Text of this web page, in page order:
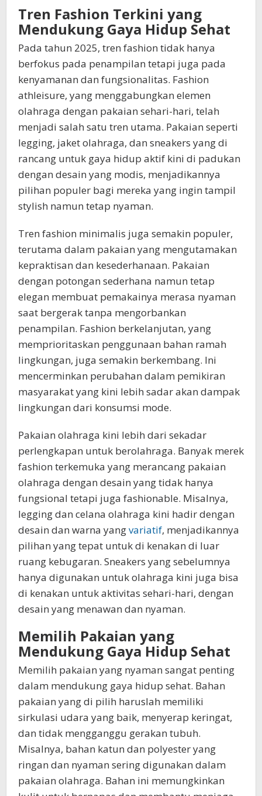
Tren Fashion Terkini yang
Mendukung Gaya Hidup Sehat
Pada tahun 2025, tren fashion tidak hanya
berfokus pada penampilan tetapi juga pada
kenyamanan dan fungsionalitas. Fashion
athleisure, yang menggabungkan elemen
olahraga dengan pakaian sehari-hari, telah
menjadi salah satu tren utama. Pakaian seperti
legging, jaket olahraga, dan sneakers yang di
rancang untuk gaya hidup aktif kini di padukan
dengan desain yang modis, menjadikannya
pilihan populer bagi mereka yang ingin tampil
stylish namun tetap nyaman.
Tren fashion minimalis juga semakin populer,
terutama dalam pakaian yang mengutamakan
kepraktisan dan kesederhanaan. Pakaian
dengan potongan sederhana namun tetap
elegan membuat pemakainya merasa nyaman
saat bergerak tanpa mengorbankan
penampilan. Fashion berkelanjutan, yang
memprioritaskan penggunaan bahan ramah
lingkungan, juga semakin berkembang. Ini
mencerminkan perubahan dalam pemikiran
masyarakat yang kini lebih sadar akan dampak
lingkungan dari konsumsi mode.
Pakaian olahraga kini lebih dari sekadar
perlengkapan untuk berolahraga. Banyak merek
fashion terkemuka yang merancang pakaian
olahraga dengan desain yang tidak hanya
fungsional tetapi juga fashionable. Misalnya,
legging dan celana olahraga kini hadir dengan
desain dan warna yangvariatif, menjadikannya
pilihan yang tepat untuk di kenakan di luar
ruang kebugaran. Sneakers yang sebelumnya
hanya digunakan untuk olahraga kini juga bisa
di kenakan untuk aktivitas sehari-hari, dengan
desain yang menawan dan nyaman.
Memilih Pakaian yang
Mendukung Gaya Hidup Sehat
Memilih pakaian yang nyaman sangat penting
dalam mendukung gaya hidup sehat. Bahan
pakaian yang di pilih haruslah memiliki
sirkulasi udara yang baik, menyerap keringat,
dan tidak mengganggu gerakan tubuh.
Misalnya, bahan katun dan polyester yang
ringan dan nyaman sering digunakan dalam
pakaian olahraga. Bahan ini memungkinkan